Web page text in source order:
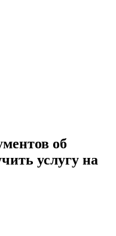
об
услугу на